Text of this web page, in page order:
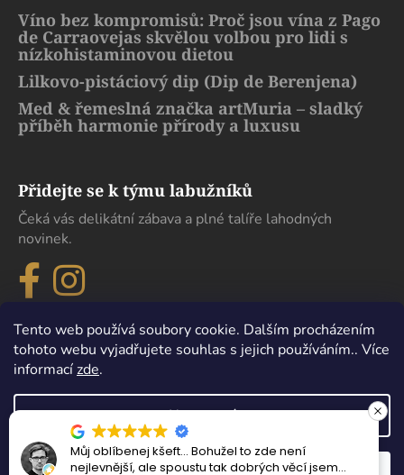
Tento web používá soubory cookie. Dalším procházením
tohoto webu vyjadřujete souhlas s jejich používáním.. Více
informacízde.
Nastavení
Víno bez kompromisů: Proč jsou vína z Pago
de Carraovejas skvělou volbou pro lidi s
nízkohistaminovou dietou
Lilkovo-pistáciový dip (Dip de Berenjena)
Med & řemeslná značka artMuria – sladký
příběh harmonie přírody a luxusu
Přidejte se k týmu labužníků
Čeká vás delikátní zábava a plné talíře lahodných
novinek.
Vytvořil Shoptet
Můj oblíbenej kšeft… Bohužel to zde není
nejlevnější, ale spoustu tak dobrých věcí jsem